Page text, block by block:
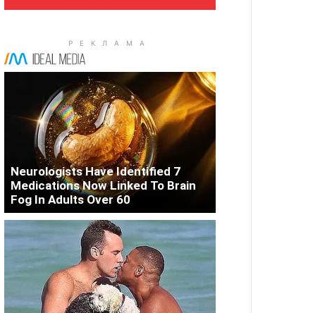
Neurologists Have Identified 7
Medications Now Linked To Brain
Fog In Adults Over 60